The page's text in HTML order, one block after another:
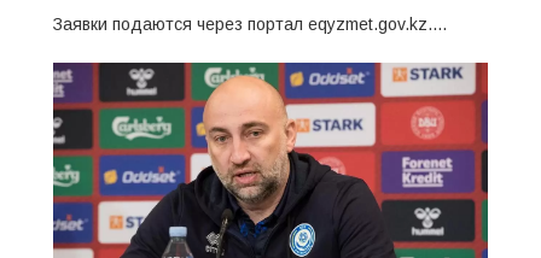
Заявки подаются через портал eqyzmet.gov.kz....